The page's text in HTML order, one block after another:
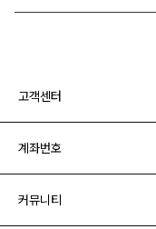
고객센터
계좌번호
커뮤니티